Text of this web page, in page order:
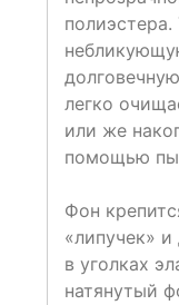
легко
или же
помощью
Фон
«липучек»
в уголках
натянутый